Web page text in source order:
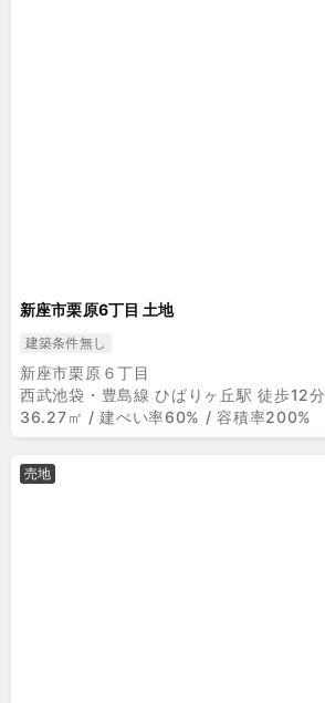
新座市栗原6丁目 土地
建築条件無し
新座市栗原６丁目
西武池袋・豊島線 ひばりヶ丘駅 徒歩12分
36.27㎡ / 建ぺい率60% / 容積率200%
売地